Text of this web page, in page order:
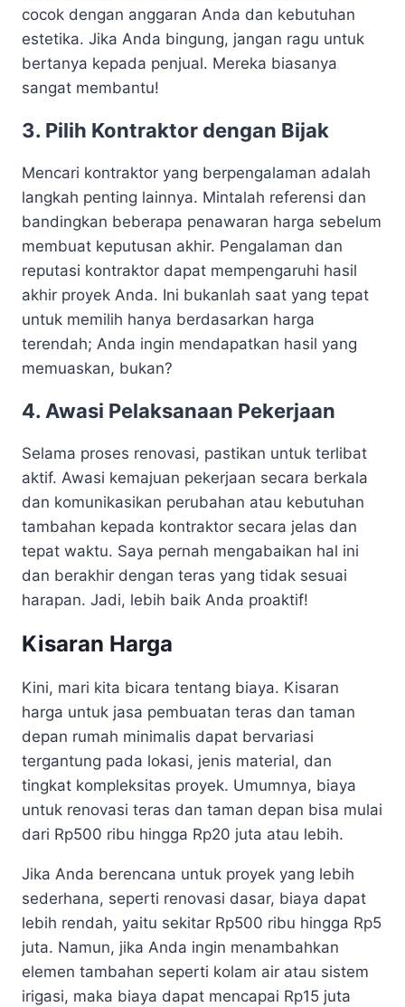
cocok dengan anggaran Anda dan kebutuhan
estetika. Jika Anda bingung, jangan ragu untuk
bertanya kepada penjual. Mereka biasanya
sangat membantu!
3. Pilih Kontraktor dengan Bijak
Mencari kontraktor yang berpengalaman adalah
langkah penting lainnya. Mintalah referensi dan
bandingkan beberapa penawaran harga sebelum
membuat keputusan akhir. Pengalaman dan
reputasi kontraktor dapat mempengaruhi hasil
akhir proyek Anda. Ini bukanlah saat yang tepat
untuk memilih hanya berdasarkan harga
terendah; Anda ingin mendapatkan hasil yang
memuaskan, bukan?
4. Awasi Pelaksanaan Pekerjaan
Selama proses renovasi, pastikan untuk terlibat
aktif. Awasi kemajuan pekerjaan secara berkala
dan komunikasikan perubahan atau kebutuhan
tambahan kepada kontraktor secara jelas dan
tepat waktu. Saya pernah mengabaikan hal ini
dan berakhir dengan teras yang tidak sesuai
harapan. Jadi, lebih baik Anda proaktif!
Kisaran Harga
Kini, mari kita bicara tentang biaya. Kisaran
harga untuk jasa pembuatan teras dan taman
depan rumah minimalis dapat bervariasi
tergantung pada lokasi, jenis material, dan
tingkat kompleksitas proyek. Umumnya, biaya
untuk renovasi teras dan taman depan bisa mulai
dari Rp500 ribu hingga Rp20 juta atau lebih.
Jika Anda berencana untuk proyek yang lebih
sederhana, seperti renovasi dasar, biaya dapat
lebih rendah, yaitu sekitar Rp500 ribu hingga Rp5
juta. Namun, jika Anda ingin menambahkan
elemen tambahan seperti kolam air atau sistem
irigasi, maka biaya dapat mencapai Rp15 juta